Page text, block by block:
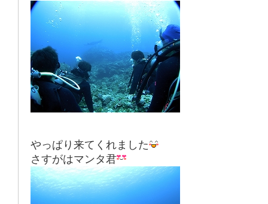
やっぱり来てくれました
さすがはマンタ君